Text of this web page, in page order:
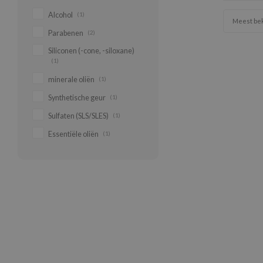
Alcohol (1)
Parabenen (2)
Siliconen (-cone, -siloxane)
(1)
minerale oliën (1)
Synthetische geur (1)
Sulfaten (SLS/SLES) (1)
Essentiële oliën (1)
Meest